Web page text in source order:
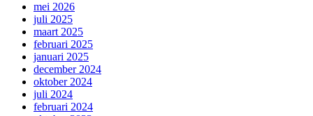
mei 2026
juli 2025
maart 2025
februari 2025
januari 2025
december 2024
oktober 2024
juli 2024
februari 2024